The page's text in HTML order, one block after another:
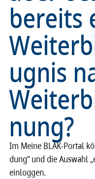
Service & Kontakt
meineBLÄK
Service & Kontakt
meineBLÄK
bereits
ugnis
nung?
Im Meine BLÄK-Portal
dung“ und die Auswahl
einlog­gen.